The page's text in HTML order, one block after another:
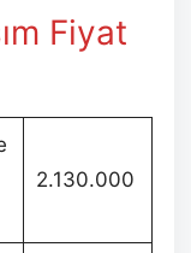
Fiyat
2.130.000